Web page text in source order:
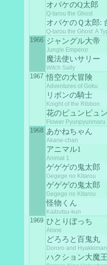
オバケのQ太郎
Q-tarou the Ghost
オバケのＱ太郎:
Q-tarou the Ghost: A
1966 ジャングル大帝
Jungle Emperor
魔法使いサリー
Witch Sally
1967 悟空の大冒険
Adventures of Goku
リボンの騎士
Knight of the Ribbon
花のピュンピュ
Flower Pyunpyunmaru
1968 あかねちゃん
Akane-chan
アニマル1
Animal 1
ゲゲゲの鬼太郎
Gegege no Kitarou
ゲゲゲの鬼太郎
Gegege no Kitarou
怪物くん
Kaibutsu-kun
1969 ひとりぼっち
Alone
どろろと百鬼丸
Dororo and
ハクション大魔王